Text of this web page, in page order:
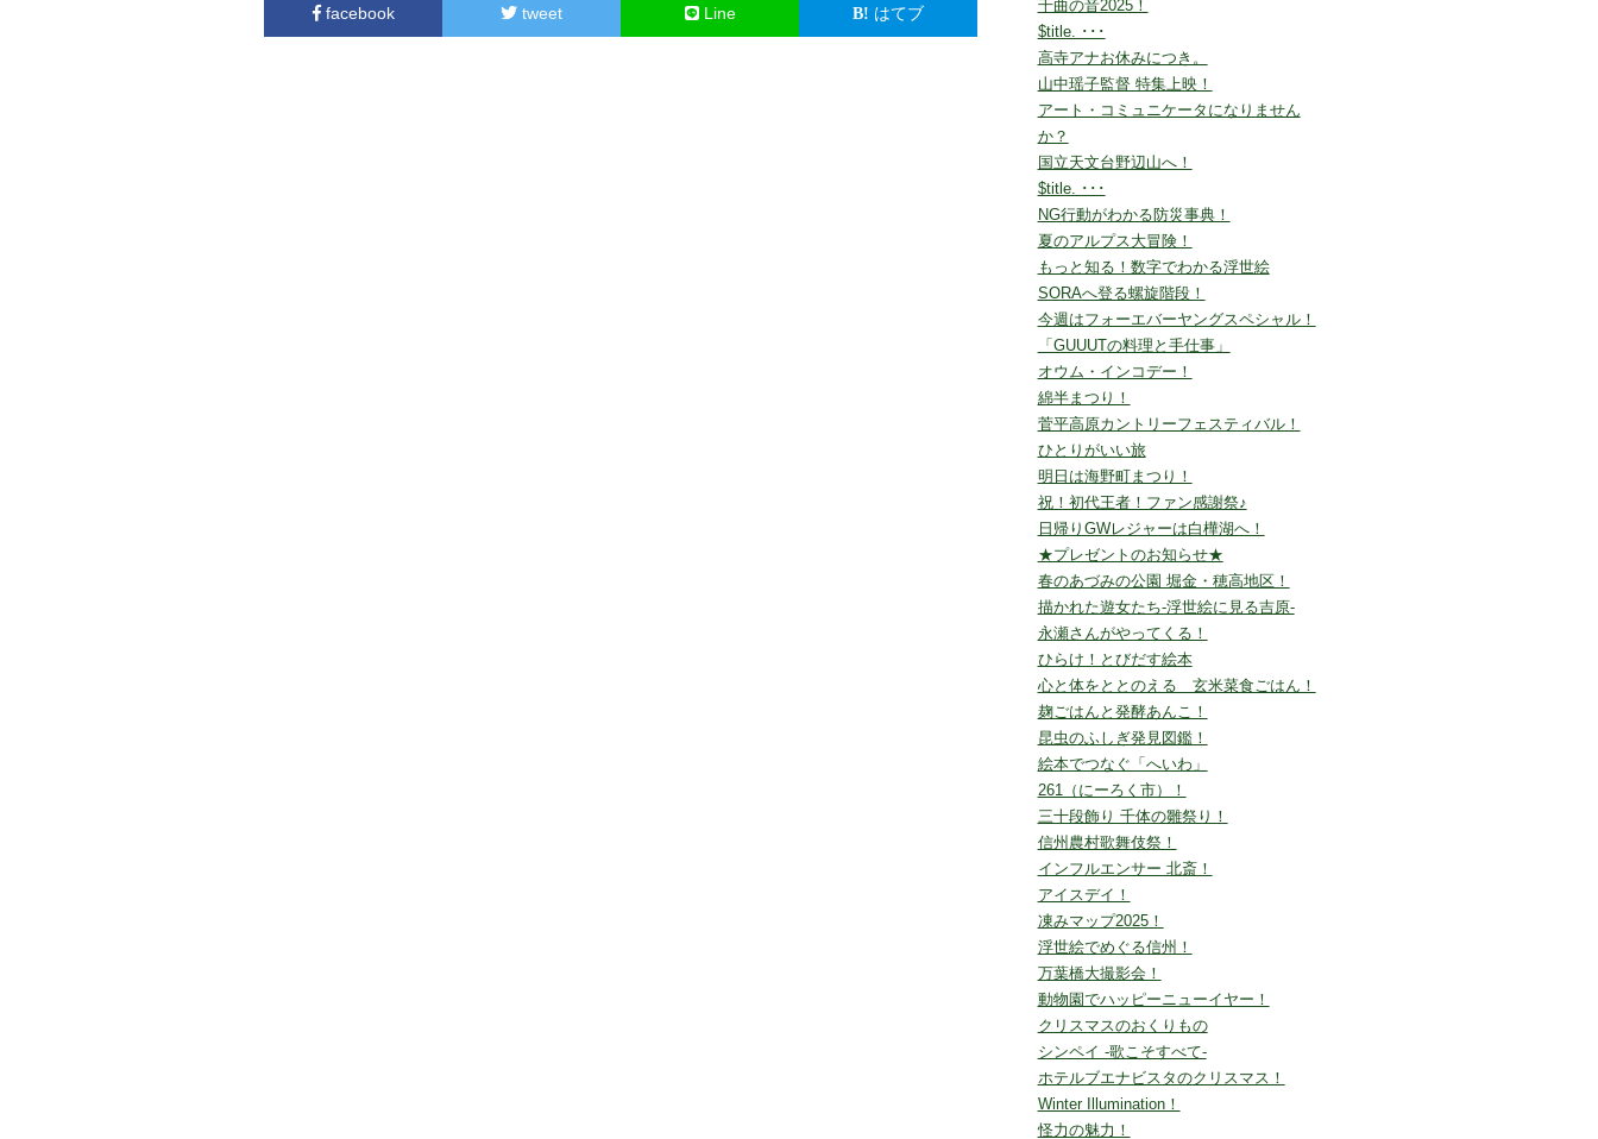
facebook tweet Line はてブ
千曲の音2025！
$title. ･･･
高寺アナお休みにつき。
山中瑶子監督 特集上映！
アート・コミュニケータになりません
か？
国立天文台野辺山へ！
$title. ･･･
NG行動がわかる防災事典！
夏のアルプス大冒険！
もっと知る！数字でわかる浮世絵
SORAへ登る螺旋階段！
今週はフォーエバーヤングスペシャル！
「GUUUTの料理と手仕事」
オウム・インコデー！
綿半まつり！
菅平高原カントリーフェスティバル！
ひとりがいい旅
明日は海野町まつり！
祝！初代王者！ファン感謝祭♪
日帰りGWレジャーは白樺湖へ！
★プレゼントのお知らせ★
春のあづみの公園 堀金・穂高地区！
描かれた遊女たち-浮世絵に見る吉原-
永瀬さんがやってくる！
ひらけ！とびだす絵本
心と体をととのえる 玄米菜食ごはん！
麹ごはんと発酵あんこ！
昆虫のふしぎ発見図鑑！
絵本でつなぐ「へいわ」
261（にーろく市）！
三十段飾り 千体の雛祭り！
信州農村歌舞伎祭！
インフルエンサー 北斎！
アイスデイ！
凍みマップ2025！
浮世絵でめぐる信州！
万葉橋大撮影会！
動物園でハッピーニューイヤー！
クリスマスのおくりもの
シンペイ -歌こそすべて-
ホテルブエナビスタのクリスマス！
Winter Illumination！
怪力の魅力！